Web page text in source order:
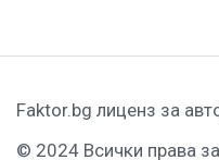
Faktor.bg лиценз за
© 2024 Всички права